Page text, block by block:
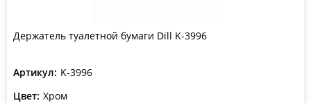
Держатель туалетной бумаги Dill K-3996
Артикул: K-3996
Цвет: Хром